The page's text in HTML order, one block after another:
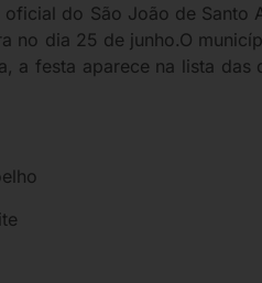
do São João de
dia 25 de junho.O
festa aparece na lista